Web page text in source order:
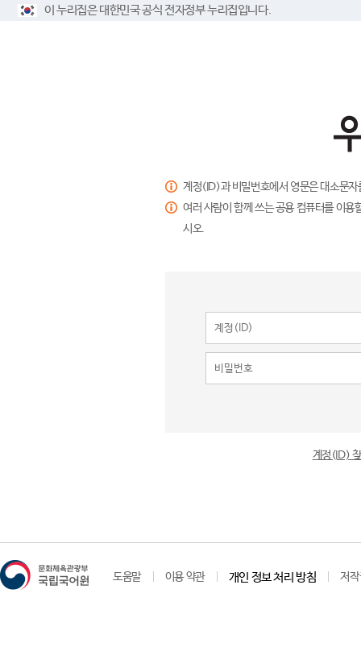
이 누리집은 대한민국 공식 전자정부 누리집입니다.
계정(ID)과 비밀번호에서 영문은 대소문
여러 사람이 함께 쓰는 공용 컴퓨터를 이
시오.
계정(ID)
도움말 이용 약관 개인 정보 처리 방침 저